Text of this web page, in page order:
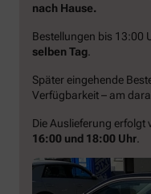
nach Hause.
Bestellungen bis 13:00
selben Tag
Später eingehende
Verfügbarkeit – am
Die Auslieferung erfolgt
16:00 und 18:00 Uhr